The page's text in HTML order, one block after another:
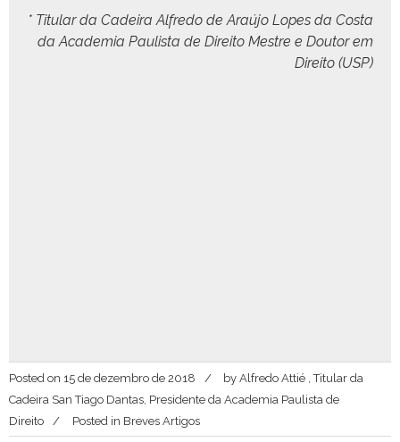
* Tit­u­lar da Cadeira Alfre­do de Araújo Lopes da Cos­ta
da Acad­e­mia Paulista de Dire­ito Mestre e Doutor em
Dire­ito (USP)
Posted on 15 de dezembro de 2018 by Alfredo Attié , Titular da
Cadeira San Tiago Dantas, Presidente da Academia Paulista de
Direito
Posted in Breves Artigos